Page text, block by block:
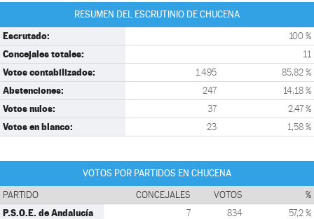
RESUMEN DEL ESCRUTINIO DE CHUCENA
Escrutado: 100 %
Concejales totales: 11
Votos contabilizados: 1.495 85,82 %
Abstenciones: 247 14,18 %
Votos nulos: 37 2,47 %
Votos en blanco: 23 1,58 %
VOTOS POR PARTIDOS EN CHUCENA
PARTIDO CONCEJALES VOTOS %
P.S.O.E. de Andalucía 7 834 57,2 %